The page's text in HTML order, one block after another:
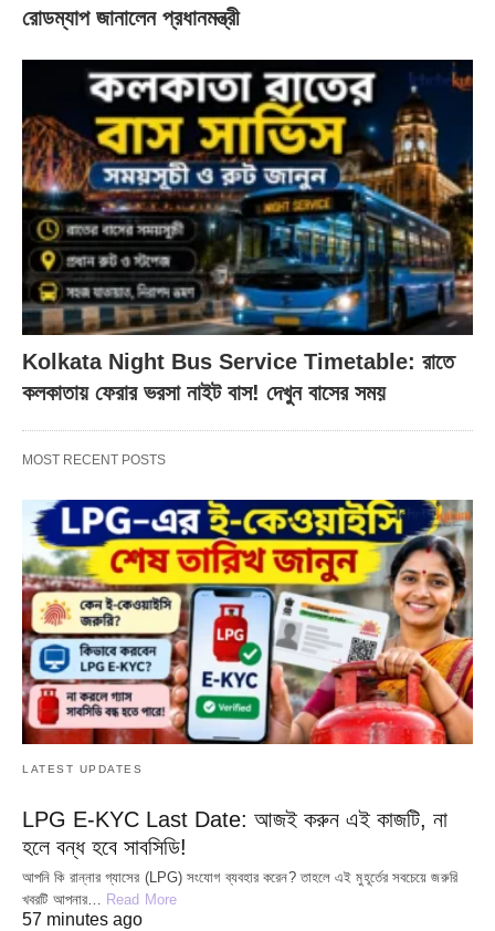
রোডম্যাপ জানালেন প্রধানমন্ত্রী
Kolkata Night Bus Service Timetable: রাতে
কলকাতায় ফেরার ভরসা নাইট বাস! দেখুন বাসের সময়
MOST RECENT POSTS
LATEST UPDATES
LPG E-KYC Last Date: আজই করুন এই কাজটি, না
হলে বন্ধ হবে সাবসিডি!
আপনি কি রান্নার গ্যাসের (LPG) সংযোগ ব্যবহার করেন? তাহলে এই মুহূর্তের সবচেয়ে জরুরি
খবরটি আপনার… Read More
57 minutes ago